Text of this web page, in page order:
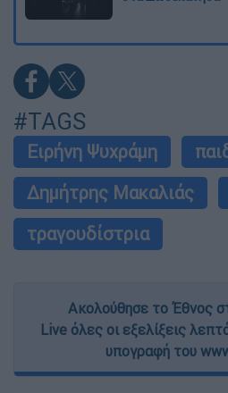
#TAGS
Ειρήνη Ψυχράμη
Δημήτρης Μακαλιάς
τραγουδίστρια
Ακολούθησε το Έθνος
Live όλες οι εξελίξεις
υπογραφή του